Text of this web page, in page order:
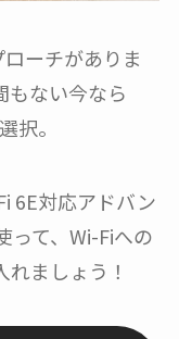
ーチがありま
もない今なら
択。
6E対応アドバン
って、Wi-Fiへの
ましょう！